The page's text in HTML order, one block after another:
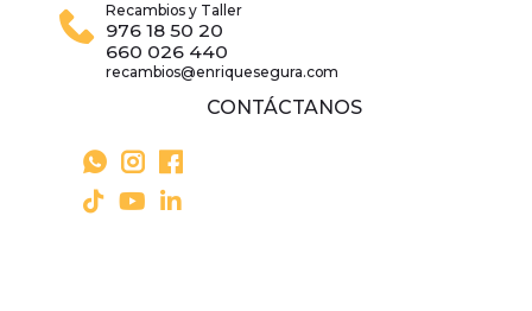
Recambios y Taller
976 18 50 20
660 026 440
recambios@enriquesegura.com
CONTÁCTANOS